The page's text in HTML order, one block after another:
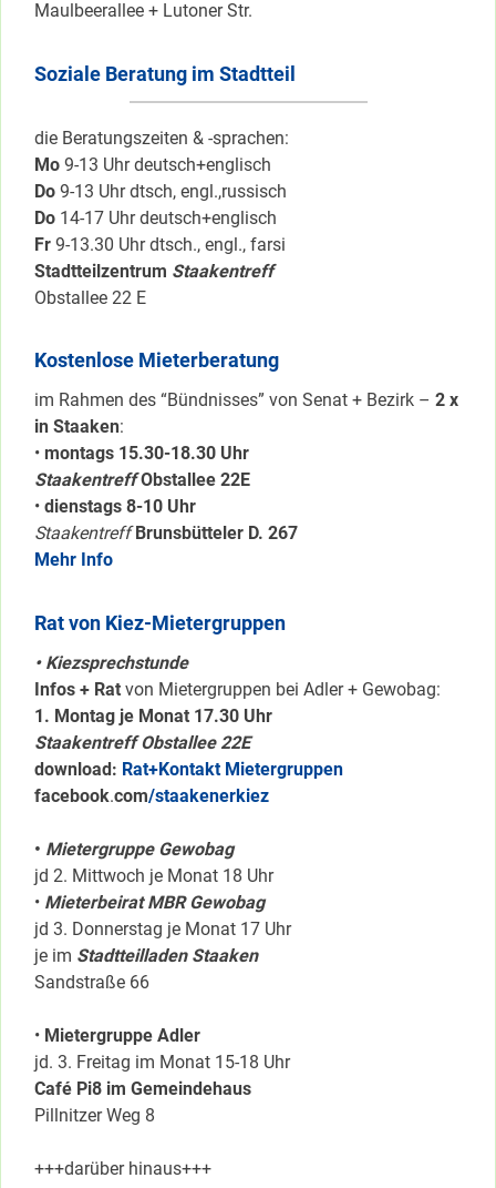
Maulbeerallee + Lutoner Str.
Soziale Beratung im Stadtteil
die Beratungszeiten & -sprachen:
Mo 9-13 Uhr deutsch+englisch
Do 9-13 Uhr dtsch, engl.,russisch
Do 14-17 Uhr deutsch+englisch
Fr 9-13.30 Uhr dtsch., engl., farsi
Stadtteilzentrum Staakentreff
Obstallee 22 E
Kostenlose Mieterberatung
im Rahmen des “Bündnisses” von Senat + Bezirk – 2 x
in Staaken:
• montags 15.30-18.30 Uhr
Staakentreff Obstallee 22E
• dienstags 8-10 Uhr
Staakentreff Brunsbütteler D. 267
Mehr Info
Rat von Kiez-Mietergruppen
• Kiezsprechstunde
Infos + Rat von Mietergruppen bei Adler + Gewobag:
1. Montag je Monat 17.30 Uhr
Staakentreff Obstallee 22E
download: Rat+Kontakt Mietergruppen
facebook.com/staakenerkiez
• Mietergruppe Gewobag
jd 2. Mittwoch je Monat 18 Uhr
• Mieterbeirat MBR Gewobag
jd 3. Donnerstag je Monat 17 Uhr
je im Stadtteilladen Staaken
Sandstraße 66
• Mietergruppe Adler
jd. 3. Freitag im Monat 15-18 Uhr
Café Pi8 im Gemeindehaus
Pillnitzer Weg 8
+++darüber hinaus+++